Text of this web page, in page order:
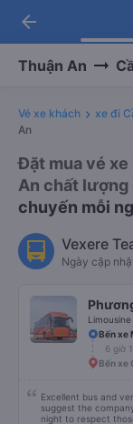
-
arrow_back
Thuận An
Vé xe khách xe đi
An
Đặt mua vé xe
An chất lượng
chuyến mỗi
Vexere
Ngày cập
Bến xe
6 giờ
Bến xe
Excellent bus and
suggest the
night to respect